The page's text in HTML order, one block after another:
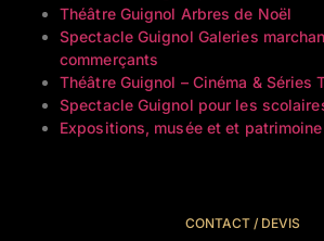
Théâtre Guignol Arbres de Noël
Spectacle Guignol Galeries
commerçants
Théâtre Guignol – Cinéma & Séries
Spectacle Guignol pour les
Expositions, musée et et
CONTACT / DEVIS